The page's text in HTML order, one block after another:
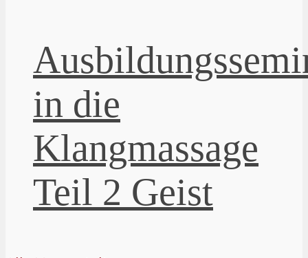
in die
Klangmassage
Teil 2 Geist